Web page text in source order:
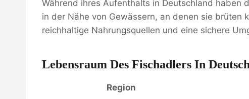
Während ihres Aufenthalts in Deutschland haben
in der Nähe von Gewässern, an denen sie brüten
reichhaltige Nahrungsquellen und eine sichere
Lebensraum Des Fischadlers In
Region